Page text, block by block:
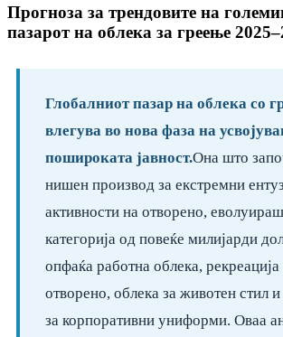
Прогноза за трендовите на
пазарот на облека за греење
Глобалниот пазар на облека со
влегува во нова фаза на
пошироката јавност.Она што
нишен производ за екстремни
активности на отворено,
категорија од повеќе милијарди
опфаќа работна облека, рекреација
отворено, облека за животен стил
за корпоративни униформи. Оваа